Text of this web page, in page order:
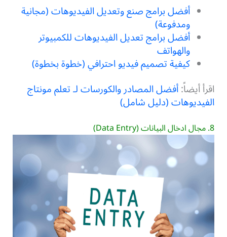
أفضل برامج صنع وتعديل الفيديوهات (مجانية
ومدفوعة)
أفضل برامج تعديل الفيديوهات للكمبيوتر
والهواتف
كيفية تصميم فيديو احترافي (خطوة بخطوة)
اقرأ أيضاً:أفضل المصادر والكورسات لـ تعلم مونتاج
الفيديوهات (دليل شامل)
8. مجال ادخال البيانات (Data Entry)